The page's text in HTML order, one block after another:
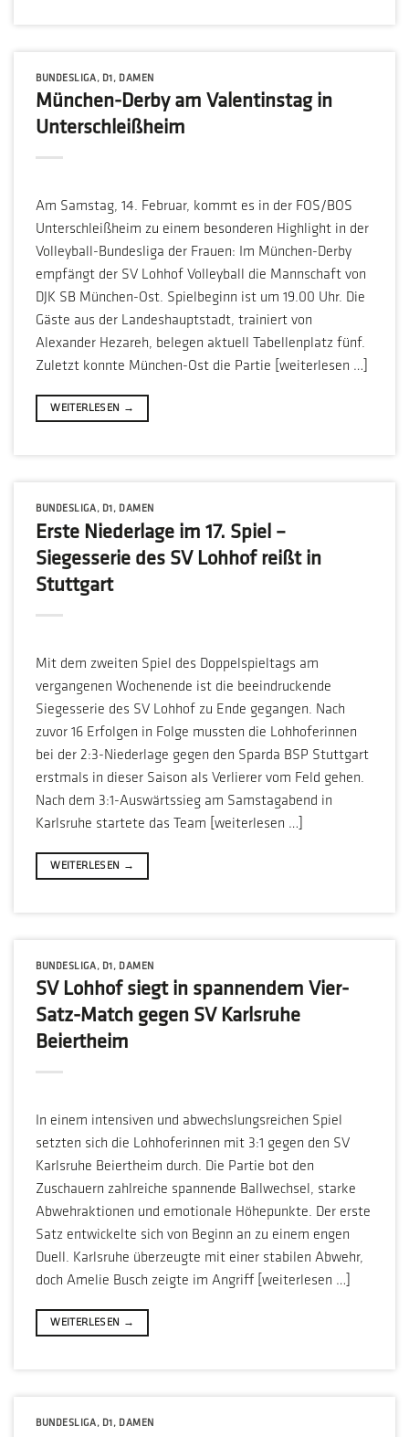
BUNDESLIGA, D1 , DAMEN
München-Derby am Valentinstag in
Unterschleißheim
Am Samstag, 14. Februar, kommt es in der FOS/BOS
Unterschleißheim zu einem besonderen Highlight in der
Volleyball-Bundesliga der Frauen: Im München-Derby
empfängt der SV Lohhof Volleyball die Mannschaft von
DJK SB München-Ost. Spielbeginn ist um 19.00 Uhr. Die
Gäste aus der Landeshauptstadt, trainiert von
Alexander Hezareh, belegen aktuell Tabellenplatz fünf.
Zuletzt konnte München-Ost die Partie [weiterlesen …]
WEITERLESEN →
BUNDESLIGA, D1 , DAMEN
Erste Niederlage im 17. Spiel –
Siegesserie des SV Lohhof reißt in
Stuttgart
Mit dem zweiten Spiel des Doppelspieltags am
vergangenen Wochenende ist die beeindruckende
Siegesserie des SV Lohhof zu Ende gegangen. Nach
zuvor 16 Erfolgen in Folge mussten die Lohhoferinnen
bei der 2:3-Niederlage gegen den Sparda BSP Stuttgart
erstmals in dieser Saison als Verlierer vom Feld gehen.
Nach dem 3:1-Auswärtssieg am Samstagabend in
Karlsruhe startete das Team [weiterlesen …]
WEITERLESEN →
BUNDESLIGA, D1 , DAMEN
SV Lohhof siegt in spannendem Vier-
Satz-Match gegen SV Karlsruhe
Beiertheim
In einem intensiven und abwechslungsreichen Spiel
setzten sich die Lohhoferinnen mit 3:1 gegen den SV
Karlsruhe Beiertheim durch. Die Partie bot den
Zuschauern zahlreiche spannende Ballwechsel, starke
Abwehraktionen und emotionale Höhepunkte. Der erste
Satz entwickelte sich von Beginn an zu einem engen
Duell. Karlsruhe überzeugte mit einer stabilen Abwehr,
doch Amelie Busch zeigte im Angriff [weiterlesen …]
WEITERLESEN →
BUNDESLIGA, D1, DAMEN